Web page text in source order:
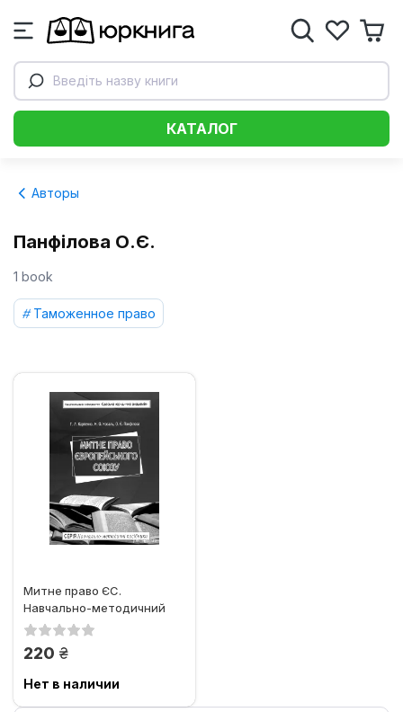
Введіть назву книги
КАТАЛОГ
Авторы
Панфілова О.Є.
1 book
Таможенное право
Митне право ЄС.
Навчально-методичний
посібник
220 грн.
Нет в наличии